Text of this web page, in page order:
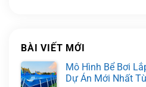
BÀI VIẾT MỚI
Mô Hình Bể Bơi
Dự Án Mới Nhất